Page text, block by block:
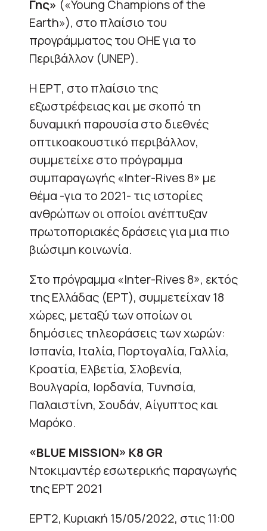
Γης» («Young Champions of the
Earth»), στο πλαίσιο του
προγράμματος του ΟΗΕ για το
Περιβάλλον (UNEP).
Η ΕΡΤ, στο πλαίσιο της
εξωστρέφειας και με σκοπό τη
δυναμική παρουσία στο διεθνές
οπτικοακουστικό περιβάλλον,
συμμετείχε στο πρόγραμμα
συμπαραγωγής «Inter-Rives 8» με
θέμα -για το 2021- τις ιστορίες
ανθρώπων οι οποίοι ανέπτυξαν
πρωτοποριακές δράσεις για μια πιο
βιώσιμη κοινωνία.
Στο πρόγραμμα «Inter-Rives 8», εκτός
της Ελλάδας (ΕΡΤ), συμμετείχαν 18
χώρες, μεταξύ των οποίων οι
δημόσιες τηλεοράσεις των χωρών:
Ισπανία, Ιταλία, Πορτογαλία, Γαλλία,
Κροατία, Ελβετία, Σλοβενία,
Βουλγαρία, Ιορδανία, Τυνησία,
Παλαιστίνη, Σουδάν, Αίγυπτος και
Μαρόκο.
«BLUE MISSION» K8 GR
Ντοκιμαντέρ εσωτερικής παραγωγής
της ΕΡΤ 2021
ΕΡΤ2, Κυριακή 15/05/2022, στις 11:00